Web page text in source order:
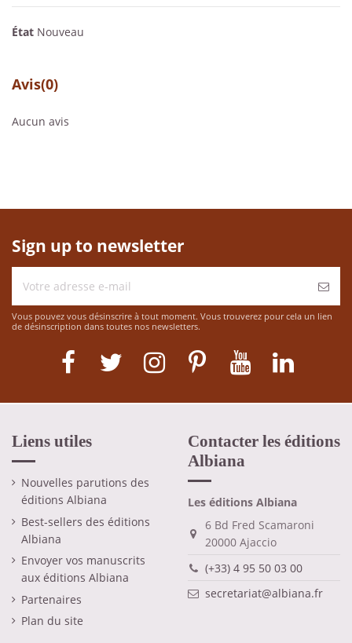
État Nouveau
Avis(0)
Aucun avis
Sign up to newsletter
Vous pouvez vous désinscrire à tout moment. Vous trouverez pour cela un lien
de désinscription dans toutes nos newsletters.
Liens utiles
Nouvelles parutions des
éditions Albiana
Best-sellers des éditions
Albiana
Envoyer vos manuscrits
aux éditions Albiana
Partenaires
Plan du site
Contacter les éditions
Albiana
Les éditions Albiana
6 Bd Fred Scamaroni
20000 Ajaccio
(+33) 4 95 50 03 00
secretariat@albiana.fr